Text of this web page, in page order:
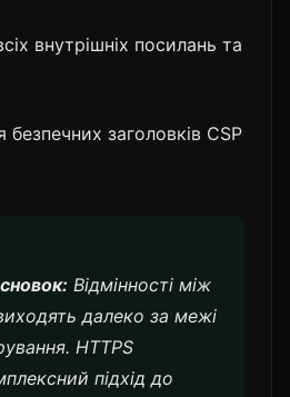
внутрішніх посилань та
безпечних заголовків CSP
Відмінності між
далеко за межі
HTTPS
підхід до